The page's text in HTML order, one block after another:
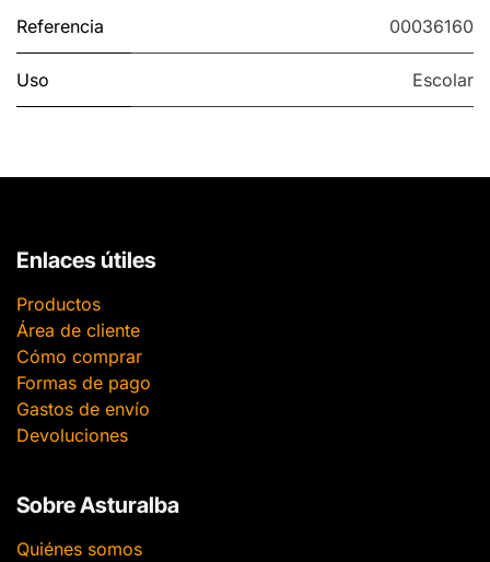
Referencia 00036160
Uso Escolar
Enlaces útiles
Productos
Área de cliente
Cómo comprar
Formas de pago
Gastos de envío
Devoluciones
Sobre Asturalba
Quiénes somos